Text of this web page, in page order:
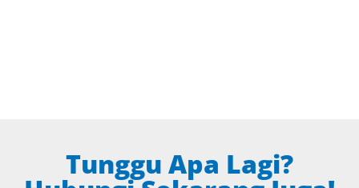
Tunggu Apa Lagi?